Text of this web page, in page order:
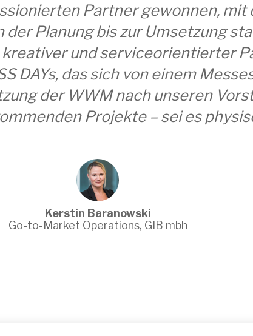
Partner gewonnen, mit
Planung bis zur Umsetzung
und serviceorientierter
DAYs, das sich von einem
der WWM nach unseren
Projekte – sei es
Kerstin Baranowski
Go-to-Market Operations, GIB mbh